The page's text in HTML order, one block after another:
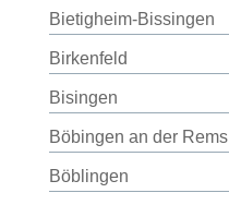
Bietigheim-Bissingen
Birkenfeld
Bisingen
Böbingen an der Rems
Böblingen